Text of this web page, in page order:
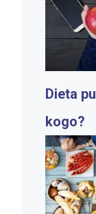
Dieta
kogo?